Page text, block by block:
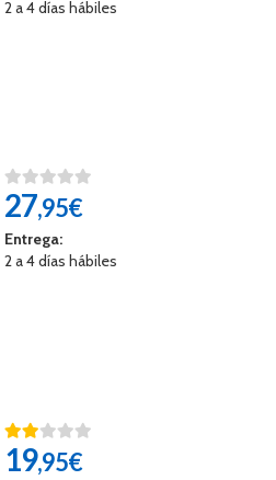
2 a 4 días hábiles
27,95€
Entrega:
2 a 4 días hábiles
19,95€